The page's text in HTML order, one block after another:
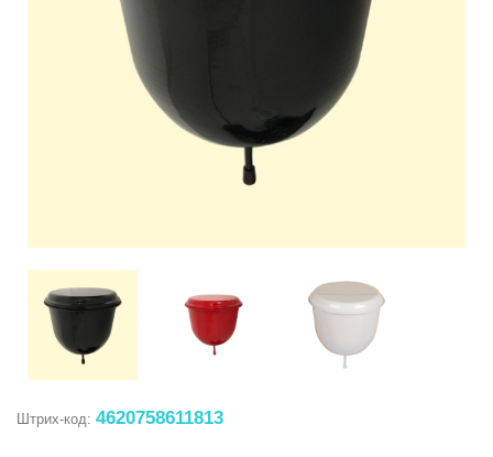
Штрих-код: 4620758611813